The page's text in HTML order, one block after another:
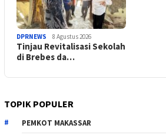
DPRNEWS 8 Agustus 2026
Tinjau Revitalisasi Sekolah
di Brebes da…
TOPIK POPULER
PEMKOT MAKASSAR